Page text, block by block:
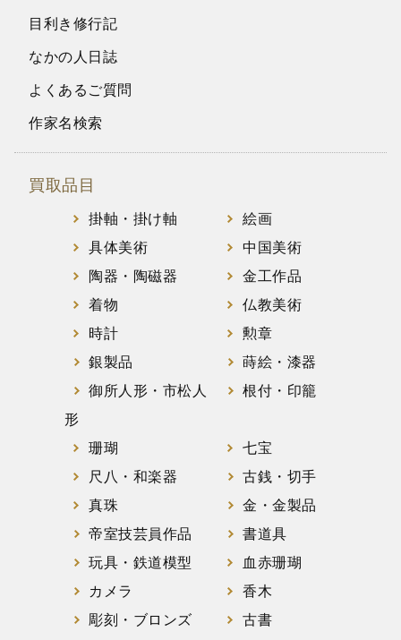
目利き修行記
なかの人日誌
よくあるご質問
作家名検索
買取品目
掛軸・掛け軸
絵画
具体美術
中国美術
陶器・陶磁器
金工作品
着物
仏教美術
時計
勲章
銀製品
蒔絵・漆器
御所人形・市松人
形
根付・印籠
珊瑚
七宝
尺八・和楽器
古銭・切手
真珠
金・金製品
帝室技芸員作品
書道具
玩具・鉄道模型
血赤珊瑚
カメラ
香木
彫刻・ブロンズ
古書